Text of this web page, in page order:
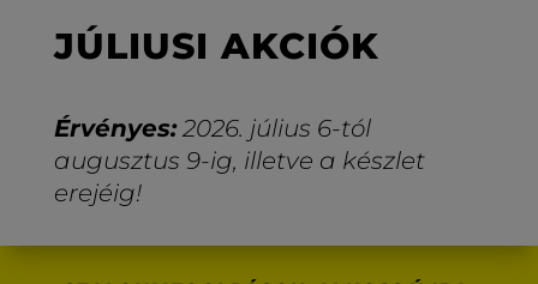
JÚLIUSI AKCIÓK
Érvényes:2026. július 6-tól
augusztus 9-ig, illetve a készlet
erejéig!